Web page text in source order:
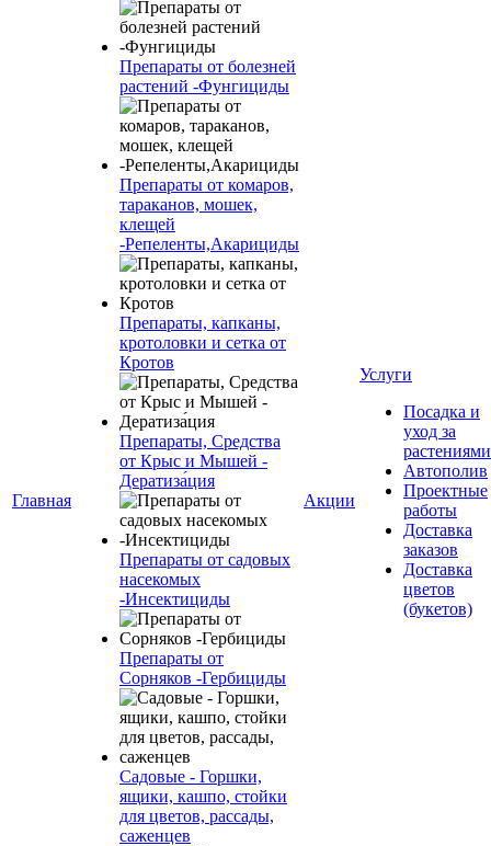
Главная
Препараты от болезней
растений -Фунгициды
Препараты от комаров,
тараканов, мошек,
клещей
-Репеленты,Акарициды
Препараты, капканы,
кротоловки и сетка от
Кротов
Препараты, Средства
от Крыс и Мышей -
Дератиза́ция
Препараты от садовых
насекомых
-Инсектициды
Препараты от
Сорняков -Гербициды
Садовые - Горшки,
ящики, кашпо, стойки
для цветов, рассады,
саженцев
Акции
Услуги
Посадка и
уход за
растениями
Автополив
Проектные
работы
Доставка
заказов
Доставка
цветов
(букетов)